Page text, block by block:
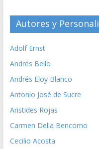
Autores y
Adolf Ernst
Andrés Bello
Andrés Eloy Blanco
Antonio José de Sucre
Aristides Rojas
Carmen Delia Bencomo
Cecilio Acosta